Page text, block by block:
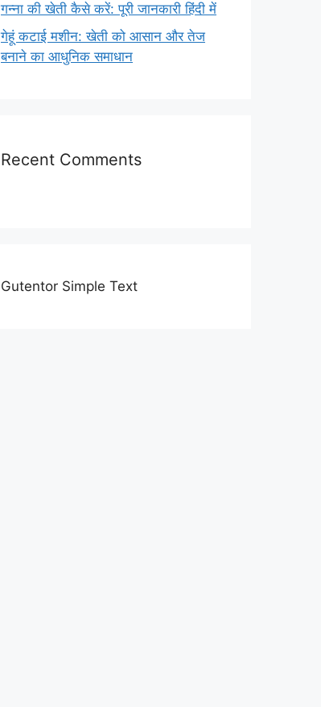
गन्ना की खेती कैसे करें: पूरी जानकारी हिंदी में
गेहूं कटाई मशीन: खेती को आसान और तेज
बनाने का आधुनिक समाधान
Recent Comments
Gutentor Simple Text